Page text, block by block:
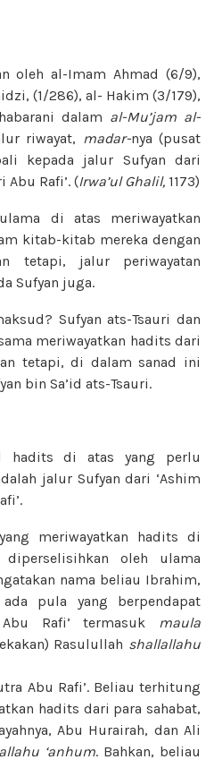
oleh al-Imam Ahmad (6/9),
(1/286), al- Hakim (3/179),
dalam al-Mu’jam al-
riwayat, madar-nya (pusat
kepada jalur Sufyan dari
Rafi’. (Irwa’ul Ghalil, 1173)
di atas meriwayatkan
kitab-kitab mereka dengan
tetapi, jalur periwayatan
Sufyan juga.
Sufyan ats-Tsauri dan
meriwayatkan hadits dari
tetapi, di dalam sanad ini
bin Sa’id ats-Tsauri.
hadits di atas yang perlu
jalur Sufyan dari ‘Ashim
meriwayatkan hadits di
oleh ulama
nama beliau Ibrahim,
pula yang berpendapat
Rafi’ termasuk
maula
Rasulullah shallallahu
Abu Rafi’. Beliau terhitung
hadits dari para sahabat,
Abu Hurairah, dan Ali
‘anhum. Bahkan, beliau